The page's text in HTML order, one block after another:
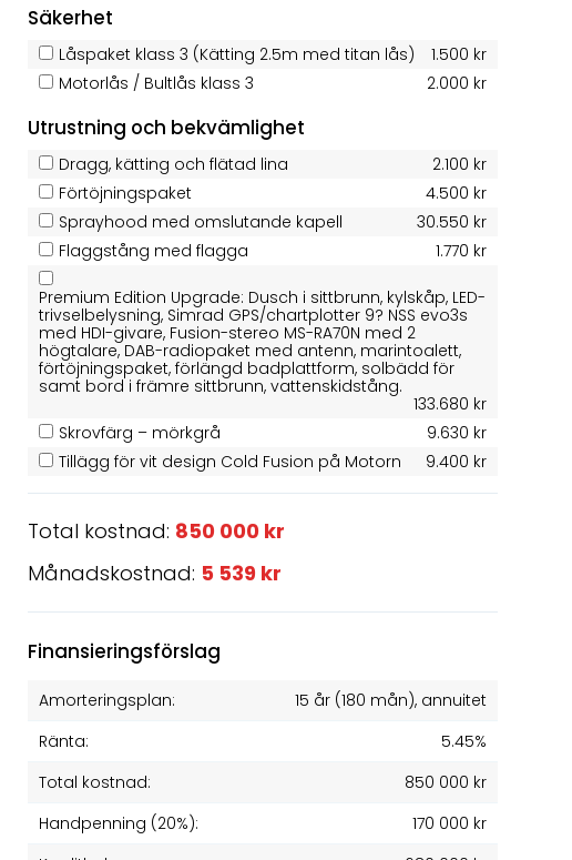
Säkerhet
Låspaket klass 3 (Kätting 2.5m med titan lås)
1.500 kr
Motorlås / Bultlås klass 3
2.000 kr
Utrustning och bekvämlighet
Dragg, kätting och flätad lina
2.100 kr
Förtöjningspaket
4.500 kr
Sprayhood med omslutande kapell
30.550 kr
Flaggstång med flagga
1.770 kr
Premium Edition Upgrade: Dusch i sittbrunn, kylskåp, LED-
trivselbelysning, Simrad GPS/chartplotter 9? NSS evo3s
med HDI-givare, Fusion-stereo MS-RA70N med 2
högtalare, DAB-radiopaket med antenn, marintoalett,
förtöjningspaket, förlängd badplattform, solbädd för
samt bord i främre sittbrunn, vattenskidstång.
133.680 kr
Skrovfärg – mörkgrå
9.630 kr
Tillägg för vit design Cold Fusion på Motorn
9.400 kr
Total kostnad: 850 000 kr
Månadskostnad: 5 539 kr
Finansieringsförslag
Amorteringsplan: 15 år(180 mån), annuitet
Ränta:
5.45%
Total kostnad:
850 000 kr
Handpenning (20%):
170 000 kr